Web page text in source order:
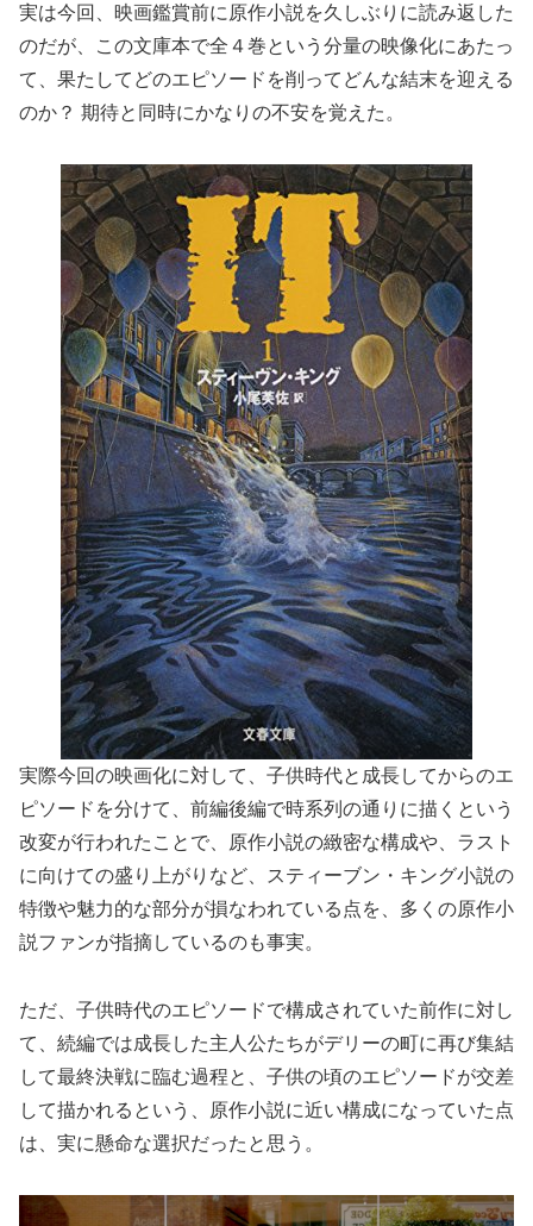
実は今回、映画鑑賞前に原作小説を久しぶりに読み返した
のだが、この文庫本で全４巻という分量の映像化にあたっ
て、果たしてどのエピソードを削ってどんな結末を迎える
のか？ 期待と同時にかなりの不安を覚えた。
実際今回の映画化に対して、子供時代と成長してからのエ
ピソードを分けて、前編後編で時系列の通りに描くという
改変が行われたことで、原作小説の緻密な構成や、ラスト
に向けての盛り上がりなど、スティーブン・キング小説の
特徴や魅力的な部分が損なわれている点を、多くの原作小
説ファンが指摘しているのも事実。
ただ、子供時代のエピソードで構成されていた前作に対し
て、続編では成長した主人公たちがデリーの町に再び集結
して最終決戦に臨む過程と、子供の頃のエピソードが交差
して描かれるという、原作小説に近い構成になっていた点
は、実に懸命な選択だったと思う。